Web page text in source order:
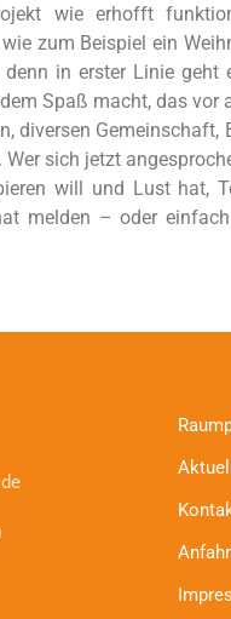
wie erhofft
zum Beispiel ein
in erster Linie
Spaß macht, das
diversen
sich jetzt
will und Lust hat,
melden – oder